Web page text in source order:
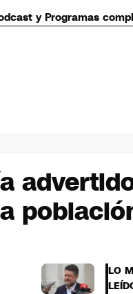
y Programas
LO